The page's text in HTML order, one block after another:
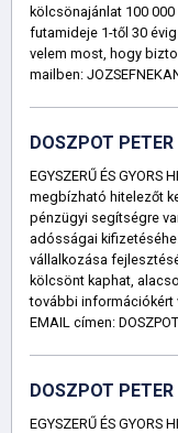
kölcsönajánlat 100
futamideje 1-től 30
velem most, hogy
mailben:
DOSZPOT PETER
EGYSZERŰ ÉS
megbízható hitelezőt
pénzügyi segítségre
adósságai
vállalkozása
kölcsönt kaphat,
további információkért
EMAIL címen:
DOSZPOT PETER
EGYSZERŰ ÉS